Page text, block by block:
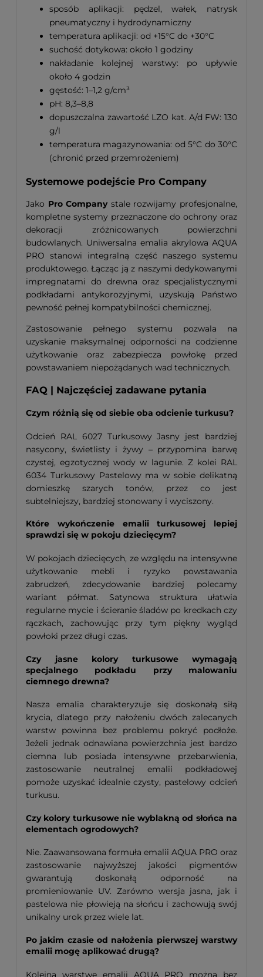
sposób aplikacji: pędzel, wałek, natrysk
pneumatyczny i hydrodynamiczny
temperatura aplikacji: od +15°C do +30°C
suchość dotykowa: około 1 godziny
nakładanie kolejnej warstwy: po upływie
około 4 godzin
gęstość: 1–1,2 g/cm³
pH: 8,3–8,8
dopuszczalna zawartość LZO kat. A/d FW: 130
g/l
temperatura magazynowania: od 5°C do 30°C
(chronić przed przemrożeniem)
Systemowe podejście Pro Company
Jako Pro Companystale rozwijamy profesjonalne,
kompletne systemy przeznaczone do ochrony oraz
dekoracji zróżnicowanych powierzchni
budowlanych. Uniwersalna emalia akrylowa AQUA
PRO stanowi integralną część naszego systemu
produktowego. Łącząc ją z naszymi dedykowanymi
impregnatami do drewna oraz specjalistycznymi
podkładami antykorozyjnymi, uzyskują Państwo
pewność pełnej kompatybilności chemicznej.
Zastosowanie pełnego systemu pozwala na
uzyskanie maksymalnej odporności na codzienne
użytkowanie oraz zabezpiecza powłokę przed
powstawaniem niepożądanych wad technicznych.
FAQ | Najczęściej zadawane pytania
Czym różnią się od siebie oba odcienie turkusu?
Odcień RAL 6027 Turkusowy Jasny jest bardziej
nasycony, świetlisty i żywy – przypomina barwę
czystej, egzotycznej wody w lagunie. Z kolei RAL
6034 Turkusowy Pastelowy ma w sobie delikatną
domieszkę szarych tonów, przez co jest
subtelniejszy, bardziej stonowany i wyciszony.
Które wykończenie emalii turkusowej lepiej
sprawdzi się w pokoju dziecięcym?
W pokojach dziecięcych, ze względu na intensywne
użytkowanie mebli i ryzyko powstawania
zabrudzeń, zdecydowanie bardziej polecamy
wariant półmat. Satynowa struktura ułatwia
regularne mycie i ścieranie śladów po kredkach czy
rączkach, zachowując przy tym piękny wygląd
powłoki przez długi czas.
Czy jasne kolory turkusowe wymagają
specjalnego podkładu przy malowaniu
ciemnego drewna?
Nasza emalia charakteryzuje się doskonałą siłą
krycia, dlatego przy nałożeniu dwóch zalecanych
warstw powinna bez problemu pokryć podłoże.
Jeżeli jednak odnawiana powierzchnia jest bardzo
ciemna lub posiada intensywne przebarwienia,
zastosowanie neutralnej emalii podkładowej
pomoże uzyskać idealnie czysty, pastelowy odcień
turkusu.
Czy kolory turkusowe nie wyblakną od słońca na
elementach ogrodowych?
Nie. Zaawansowana formuła emalii AQUA PRO oraz
zastosowanie najwyższej jakości pigmentów
gwarantują doskonałą odporność na
promieniowanie UV. Zarówno wersja jasna, jak i
pastelowa nie płowieją na słońcu i zachowują swój
unikalny urok przez wiele lat.
Po jakim czasie od nałożenia pierwszej warstwy
emalii mogę aplikować drugą?
Kolejną warstwę emalii AQUA PRO można bez